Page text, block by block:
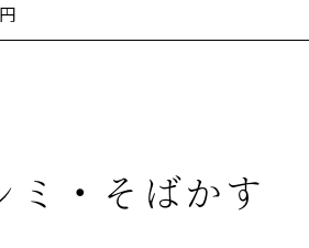
ミ・そばかす